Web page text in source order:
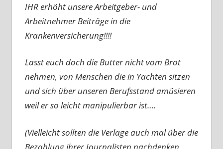
IHR erhöht unsere Arbeitgeber- und
Arbeitnehmer Beiträge in die
Krankenversicherung!!!!
Lasst euch doch die Butter nicht vom Brot
nehmen, von Menschen die in Yachten sitzen
und sich über unseren Berufsstand amüsieren
weil er so leicht manipulierbar ist….
(Vielleicht sollten die Verlage auch mal über die
Bezahlung ihrer Journalisten nachdenken,